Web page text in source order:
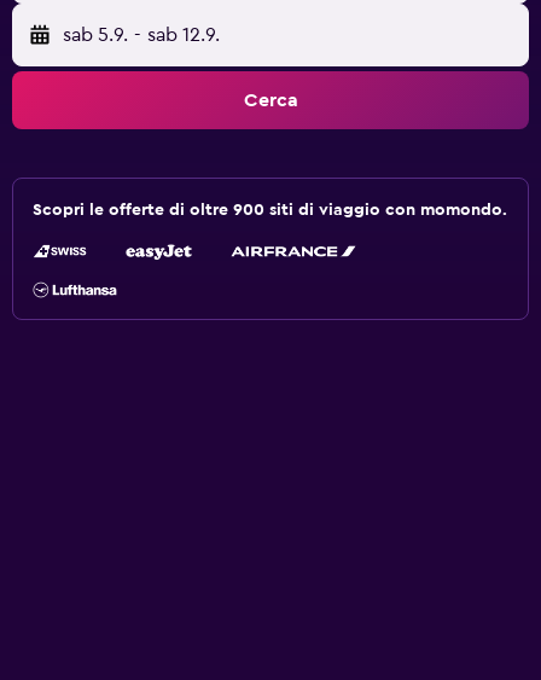
sab 5.9. - sab 12.9.
Cerca
Scopri le offerte di oltre 900 siti di viaggio con momondo.